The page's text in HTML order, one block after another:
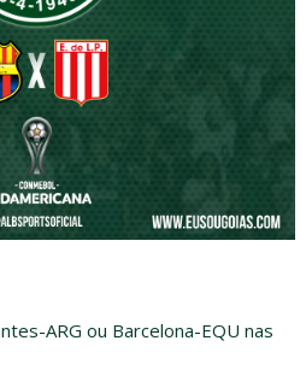
ARG ou Barcelona-EQU nas